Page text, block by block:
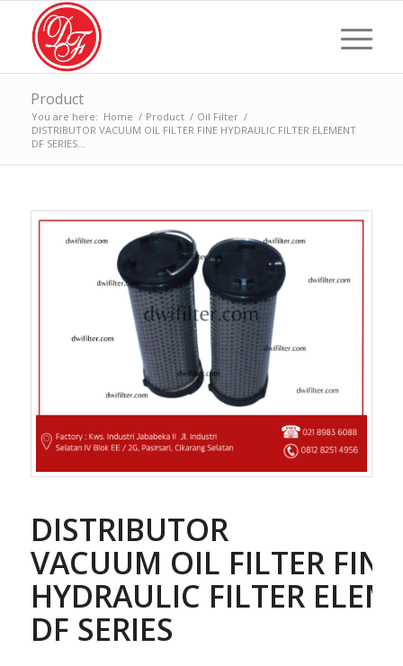
Product
You are here: Home / Product / Oil Filter /
DISTRIBUTOR VACUUM OIL FILTER FINE HYDRAULIC FILTER ELEMENT
DF SERIES...
DISTRIBUTOR
VACUUM OIL FILTER FINE
HYDRAULIC FILTER
DF SERIES